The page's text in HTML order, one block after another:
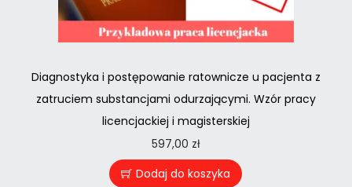
Diagnostyka i postępowanie ratownicze u pacjenta z
zatruciem substancjami odurzającymi. Wzór pracy
licencjackiej i magisterskiej
597,00 zł
Dodaj do koszyka